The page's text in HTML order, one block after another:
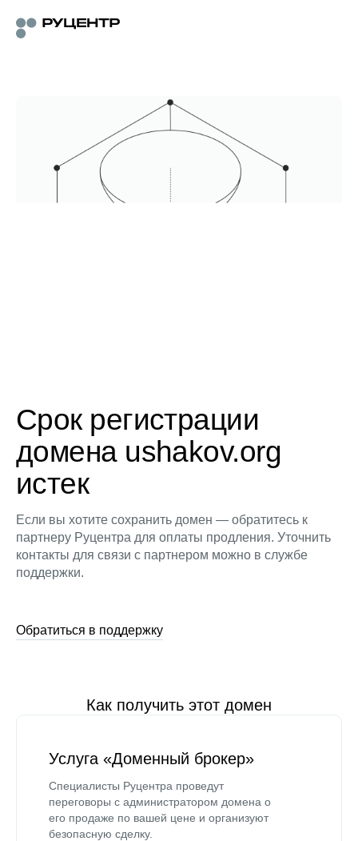
Срок регистрации
домена ushakov.org
истек
Если вы хотите сохранить домен — обратитесь к
партнеру Руцентра для оплаты продления. Уточнить
контакты для связи с партнером можно в службе
поддержки.
Обратиться в поддержку
Как получить этот домен
Услуга «Доменный брокер»
Специалисты Руцентра проведут
переговоры с администратором домена о
его продаже по вашей цене и организуют
безопасную сделку.